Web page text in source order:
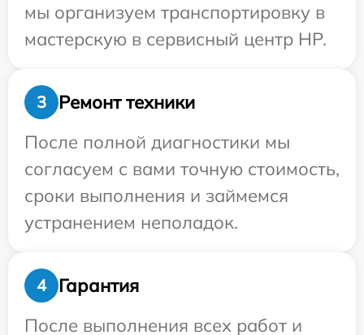
мы организуем транспортировку в
мастерскую в сервисный центр HP.
3
Ремонт техники
После полной диагностики мы
согласуем с вами точную стоимость,
сроки выполнения и займемся
устранением неполадок.
4
Гарантия
После выполнения всех работ и